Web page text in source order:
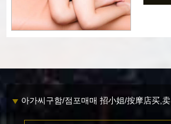
아가씨구함/점포매매 招小姐/按摩店买,卖